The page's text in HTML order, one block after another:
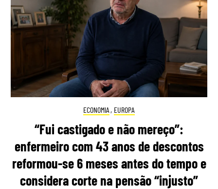
ECONOMIA , EUROPA
“Fui castigado e não mereço”:
enfermeiro com 43 anos de descontos
reformou-se 6 meses antes do tempo e
considera corte na pensão “injusto”